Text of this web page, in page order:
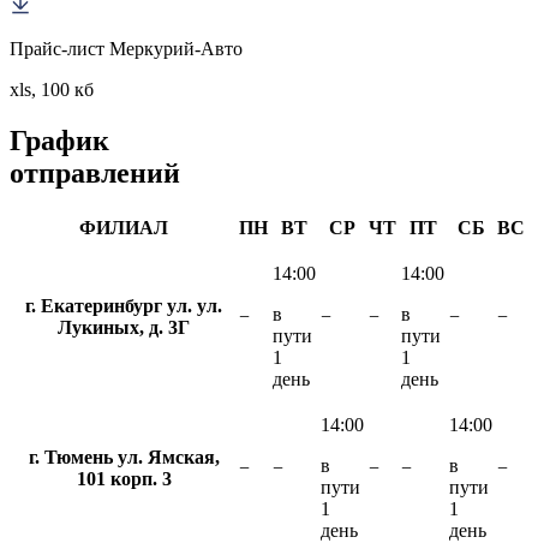
Прайс-лист Меркурий-Авто
xls, 100 кб
График
отправлений
ФИЛИАЛ ПН ВТ СР ЧТ ПТ СБ ВС
г. Екатеринбург ул. ул.
Лукиных, д. 3Г
−
14:00
в
пути
1
день
− −
14:00
в
пути
1
день
− −
г. Тюмень ул. Ямская,
101 корп. 3
− −
14:00
в
пути
1
день
− −
14:00
в
пути
1
день
−